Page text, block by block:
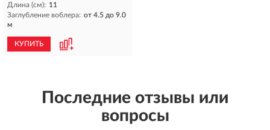
Длина (см): 11
Заглубление воблера: от 4.5 до 9.0
м
КУПИТЬ
Последние отзывы или
вопросы